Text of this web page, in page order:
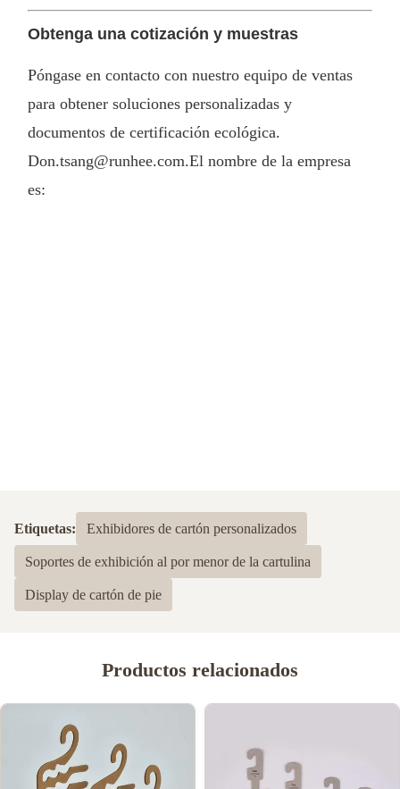
Obtenga una cotización y muestras
Póngase en contacto con nuestro equipo de ventas
para obtener soluciones personalizadas y
documentos de certificación ecológica.
Don.tsang@runhee.com.El nombre de la empresa
es:
Etiquetas: Exhibidores de cartón personalizados
Soportes de exhibición al por menor de la cartulina
Display de cartón de pie
Productos relacionados